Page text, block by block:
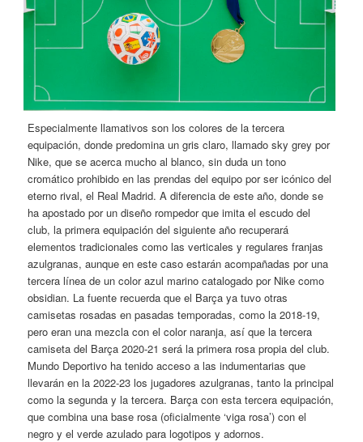
Especialmente llamativos son los colores de la tercera
equipación, donde predomina un gris claro, llamado sky grey por
Nike, que se acerca mucho al blanco, sin duda un tono
cromático prohibido en las prendas del equipo por ser icónico del
eterno rival, el Real Madrid. A diferencia de este año, donde se
ha apostado por un diseño rompedor que imita el escudo del
club, la primera equipación del siguiente año recuperará
elementos tradicionales como las verticales y regulares franjas
azulgranas, aunque en este caso estarán acompañadas por una
tercera línea de un color azul marino catalogado por Nike como
obsidian. La fuente recuerda que el Barça ya tuvo otras
camisetas rosadas en pasadas temporadas, como la 2018-19,
pero eran una mezcla con el color naranja, así que la tercera
camiseta del Barça 2020-21 será la primera rosa propia del club.
Mundo Deportivo ha tenido acceso a las indumentarias que
llevarán en la 2022-23 los jugadores azulgranas, tanto la principal
como la segunda y la tercera. Barça con esta tercera equipación,
que combina una base rosa (oficialmente ‘viga rosa’) con el
negro y el verde azulado para logotipos y adornos.